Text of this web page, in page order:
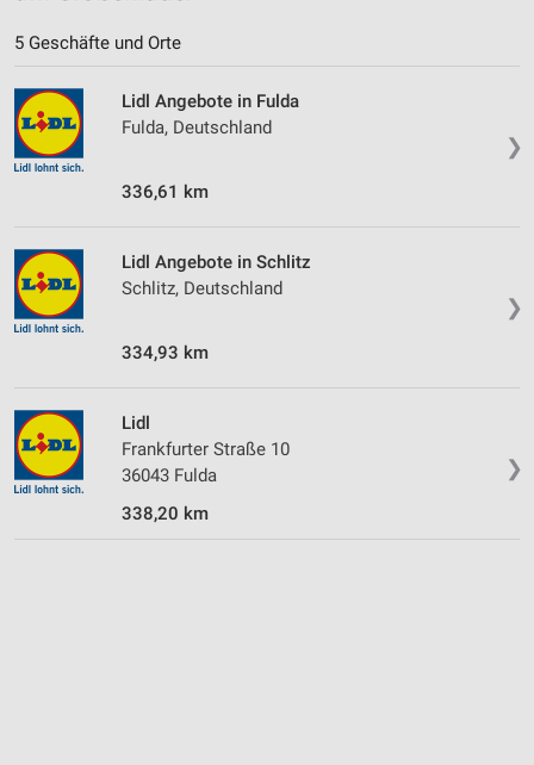
5 Geschäfte und Orte
❯
Lidl Angebote in Fulda
Fulda, Deutschland
336,61 km
❯
Lidl Angebote in Schlitz
Schlitz, Deutschland
334,93 km
❯
Lidl
Frankfurter Straße 10
36043 Fulda
338,20 km